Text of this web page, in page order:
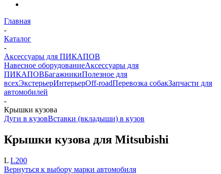
Главная
-
Каталог
-
Аксессуары для ПИКАПОВ
Навесное оборудованиеАксессуары для
ПИКАПОВБагажникиПолезное для
всехЭкстерьерИнтерьерOff-roadПеревозка собакЗапчасти для
автомобилей
-
Крышки кузова
Дуги в кузовВставки (вкладыши) в кузов
Крышки кузова для Mitsubishi
L L200
Вернуться к выбору марки автомобиля